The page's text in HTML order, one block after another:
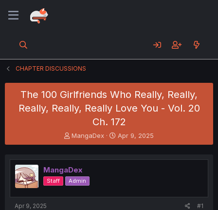
CHAPTER DISCUSSIONS
The 100 Girlfriends Who Really, Really,
Really, Really, Really Love You - Vol. 20
Ch. 172
T
h
e
a
d
s
t
MangaDex
S
t
r
t
Apr 9, 2025
MangaDex
Staff Admin
Apr 9, 2025 #1